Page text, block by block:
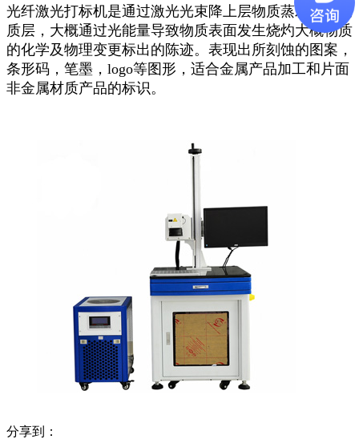
光纤激光打标机是通过激光光束降上层物质蒸发暴露物
质层，大概通过光能量导致物质表面发生烧灼大概物质
的化学及物理变更标出的陈迹。表现出所刻蚀的图案，
条形码，笔墨，logo等图形，适合金属产品加工和片面
非金属材质产品的标识。
分享到：